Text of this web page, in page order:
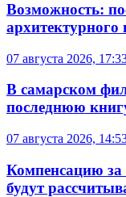
Возможность:
архитектурного
07 августа 2026,
В самарском
последнюю
07 августа 2026,
Компенсацию
будут